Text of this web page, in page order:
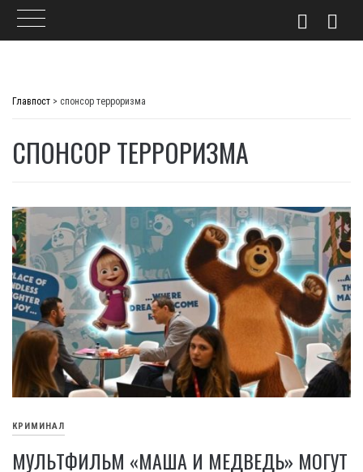
Главпост > спонсор терроризма
СПОНСОР ТЕРРОРИЗМА
КРИМИНАЛ
МУЛЬТФИЛЬМ «МАША И МЕДВЕДЬ» МОГУТ